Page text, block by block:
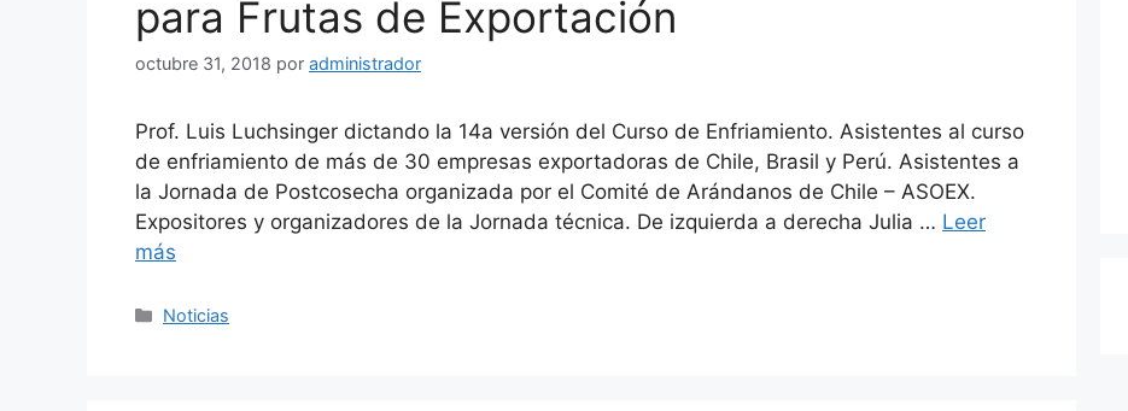
para Frutas de Exportación
octubre 31, 2018 por administrador
Prof. Luis Luchsinger dictando la 14a versión del Curso de Enfriamiento. Asistentes al curso
de enfriamiento de más de 30 empresas exportadoras de Chile, Brasil y Perú. Asistentes a
la Jornada de Postcosecha organizada por el Comité de Arándanos de Chile – ASOEX.
Expositores y organizadores de la Jornada técnica. De izquierda a derecha Julia … Leer
más
Categorías
Noticias